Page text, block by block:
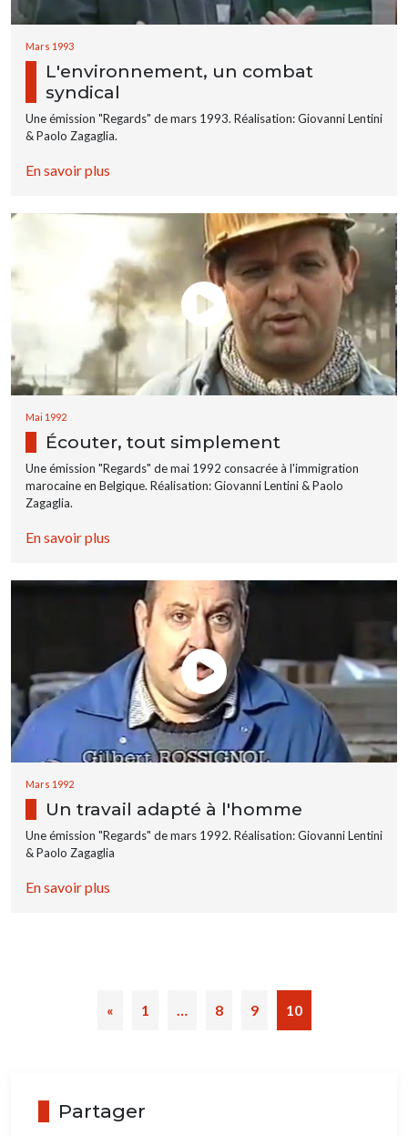
Mars 1993
L'environnement, un combat
syndical
Une émission "Regards" de mars 1993. Réalisation: Giovanni Lentini
& Paolo Zagaglia.
En savoir plus
Mai 1992
Écouter, tout simplement
Une émission "Regards" de mai 1992 consacrée à l'immigration
marocaine en Belgique. Réalisation: Giovanni Lentini & Paolo
Zagaglia.
En savoir plus
Mars 1992
Un travail adapté à l'homme
Une émission "Regards" de mars 1992. Réalisation: Giovanni Lentini
& Paolo Zagaglia
En savoir plus
« 1 … 8 9 10
Partager